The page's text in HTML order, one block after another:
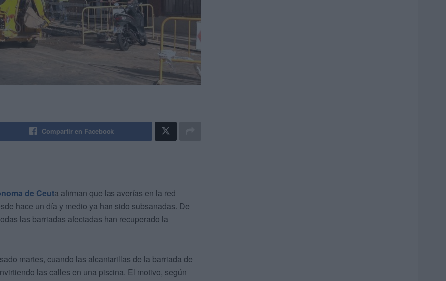
Compartir en Facebook
de Ceuta afirman que las averías en la red
hace un día y medio ya han sido subsanadas. De
las barriadas afectadas han recuperado la
martes, cuando las alcantarillas de la barriada de
las calles en una piscina. El motivo, según